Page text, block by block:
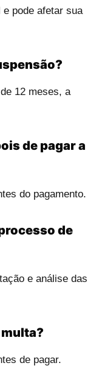
pode afetar sua
12 meses, a
de pagar a
do pagamento.
de
e análise das
de pagar.